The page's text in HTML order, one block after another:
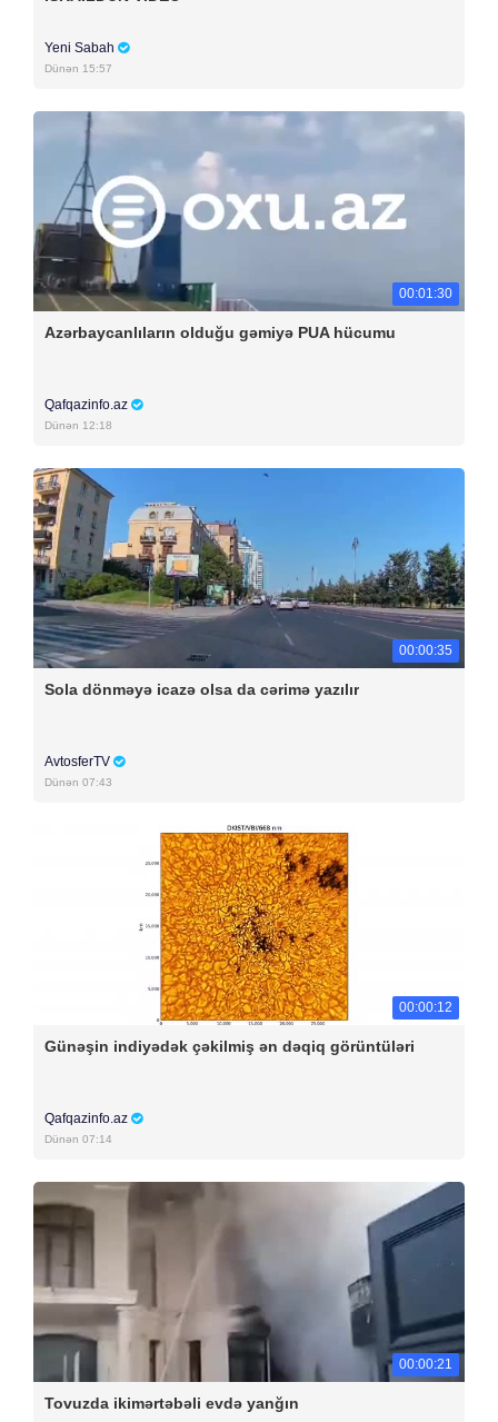
Yeni Sabah
Dünən 15:57
00:01:30
Azərbaycanlıların olduğu gəmiyə PUA hücumu
Qafqazinfo.az
Dünən 12:18
00:00:35
Sola dönməyə icazə olsa da cərimə yazılır
AvtosferTV
Dünən 07:43
00:00:12
Günəşin indiyədək çəkilmiş ən dəqiq görüntüləri
Qafqazinfo.az
Dünən 07:14
00:00:21
Tovuzda ikimərtəbəli evdə yanğın